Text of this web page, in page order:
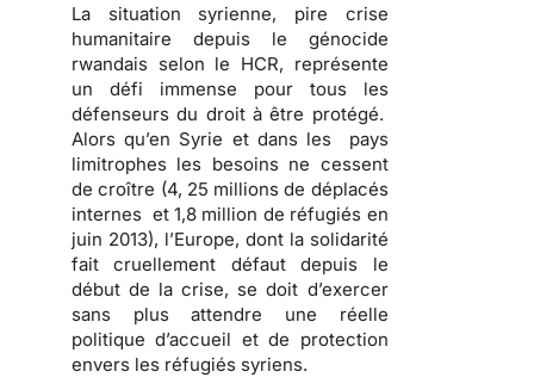
La situation syrienne, pire crise
humanitaire depuis le génocide
rwandais selon le HCR, représente
un défi immense pour tous les
défenseurs du droit à être protégé.
Alors qu’en Syrie et dans les pays
limitrophes les besoins ne cessent
de croître (4, 25 millions de déplacés
internes et 1,8 million de réfugiés en
juin 2013), l’Europe, dont la solidarité
fait cruellement défaut depuis le
début de la crise, se doit d’exercer
sans plus attendre une réelle
politique d’accueil et de protection
envers les réfugiés syriens.